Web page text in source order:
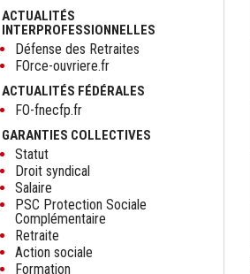
ACTUALITÉS
INTERPROFESSIONNELLES
Défense des Retraites
FOrce-ouvriere.fr
ACTUALITÉS FÉDÉRALES
FO-fnecfp.fr
GARANTIES COLLECTIVES
Statut
Droit syndical
Salaire
PSC Protection Sociale
Complémentaire
Retraite
Action sociale
Formation